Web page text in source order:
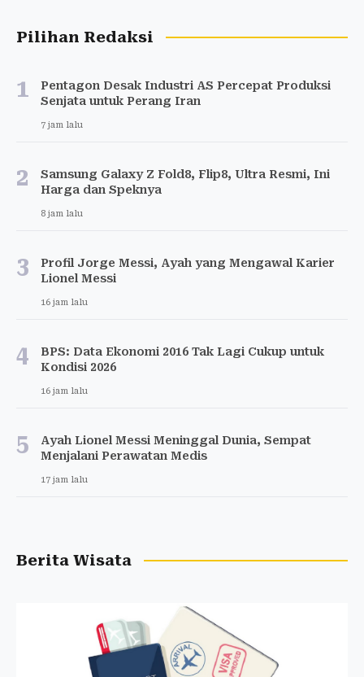
Pilihan Redaksi
1
Pentagon Desak Industri AS Percepat Produksi
Senjata untuk Perang Iran
7 jam lalu
2
Samsung Galaxy Z Fold8, Flip8, Ultra Resmi, Ini
Harga dan Speknya
8 jam lalu
3
Profil Jorge Messi, Ayah yang Mengawal Karier
Lionel Messi
16 jam lalu
4
BPS: Data Ekonomi 2016 Tak Lagi Cukup untuk
Kondisi 2026
16 jam lalu
5
Ayah Lionel Messi Meninggal Dunia, Sempat
Menjalani Perawatan Medis
17 jam lalu
Berita Wisata